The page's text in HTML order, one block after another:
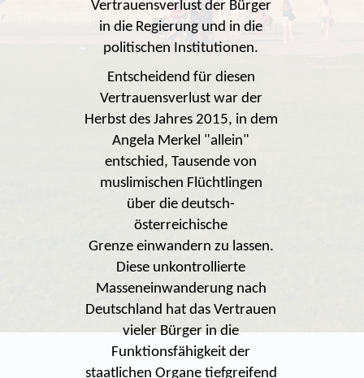
Vertrauensverlust der Bürger
in die Regierung und in die
politischen Institutionen.
Entscheidend für diesen
Vertrauensverlust war der
Herbst des Jahres 2015, in dem
Angela Merkel "allein"
entschied, Tausende von
muslimischen Flüchtlingen
über die deutsch-
österreichische
Grenze einwandern zu lassen.
Diese unkontrollierte
Masseneinwanderung nach
Deutschland hat das Vertrauen
vieler Bürger in die
Funktionsfähigkeit der
staatlichen Organe tiefgreifend